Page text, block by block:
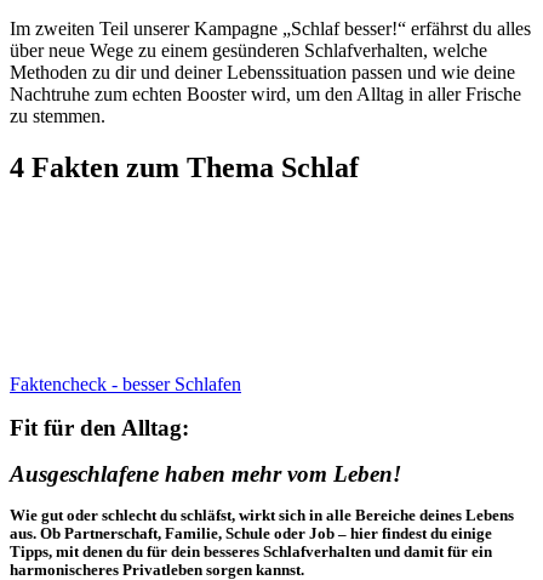
Im zweiten Teil unserer Kampagne „Schlaf besser!“ erfährst du alles
über neue Wege zu einem gesünderen Schlafverhalten, welche
Methoden zu dir und deiner Lebenssituation passen und wie deine
Nachtruhe zum echten Booster wird, um den Alltag in aller Frische
zu stemmen.
4 Fakten zum Thema Schlaf
Faktencheck - besser Schlafen
Fit für den Alltag:
Ausgeschlafene haben mehr vom Leben!
Wie gut oder schlecht du schläfst, wirkt sich in alle Bereiche deines Lebens
aus. Ob Partnerschaft, Familie, Schule oder Job – hier findest du einige
Tipps, mit denen du für dein besseres Schlafverhalten und damit für ein
harmonischeres Privatleben sorgen kannst.